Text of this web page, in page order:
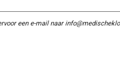
een e-mail naar